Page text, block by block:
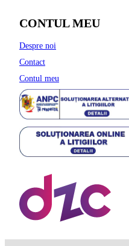
CONTUL MEU
Despre noi
Contact
Contul meu